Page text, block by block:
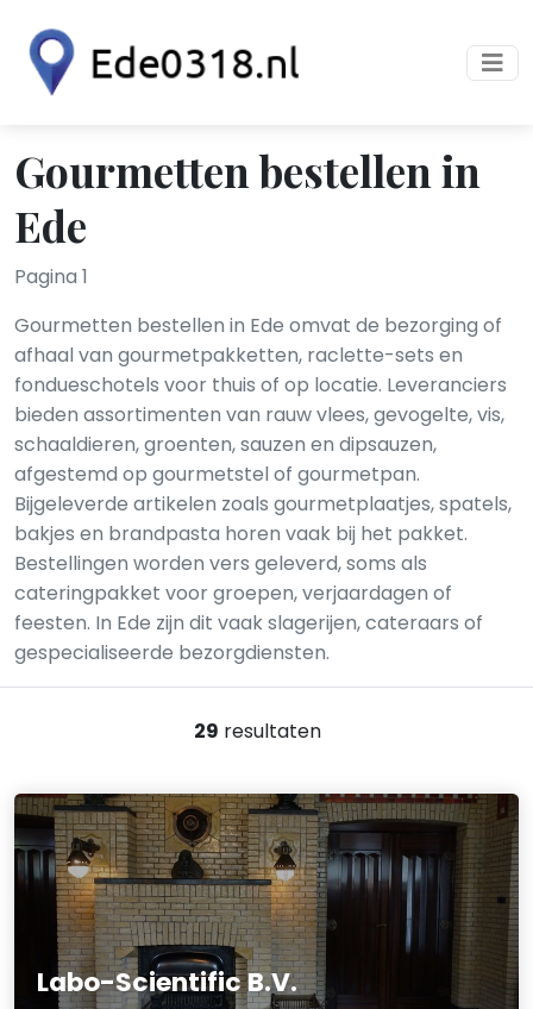
Gourmetten bestellen in
Ede
Pagina 1
Gourmetten bestellen in Ede omvat de bezorging of
afhaal van gourmetpakketten, raclette-sets en
fondueschotels voor thuis of op locatie. Leveranciers
bieden assortimenten van rauw vlees, gevogelte, vis,
schaaldieren, groenten, sauzen en dipsauzen,
afgestemd op gourmetstel of gourmetpan.
Bijgeleverde artikelen zoals gourmetplaatjes, spatels,
bakjes en brandpasta horen vaak bij het pakket.
Bestellingen worden vers geleverd, soms als
cateringpakket voor groepen, verjaardagen of
feesten. In Ede zijn dit vaak slagerijen, cateraars of
gespecialiseerde bezorgdiensten.
29 resultaten
Labo-Scientific B.V.